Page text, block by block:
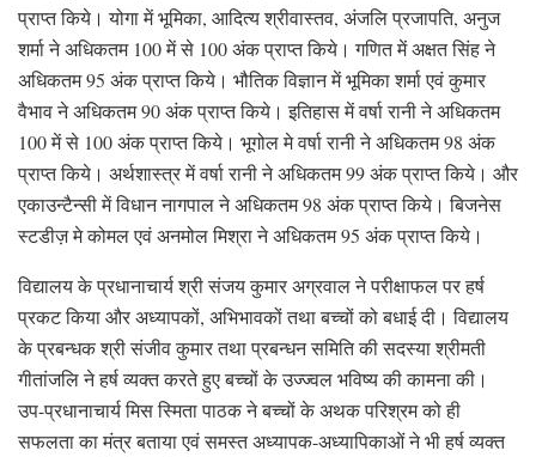
प्राप्त किये। योगा में भूमिका, आदित्य श्रीवास्तव, अंजलि प्रजापति, अनुज
शर्मा ने अधिकतम 100 में से 100 अंक प्राप्त किये। गणित में अक्षत सिंह ने
अधिकतम 95 अंक प्राप्त किये। भौतिक विज्ञान में भूमिका शर्मा एवं कुमार
वैभाव ने अधिकतम 90 अंक प्राप्त किये। इतिहास में वर्षा रानी ने अधिकतम
100 में से 100 अंक प्राप्त किये। भूगोल मे वर्षा रानी ने अधिकतम 98 अंक
प्राप्त किये। अर्थशास्त्र में वर्षा रानी ने अधिकतम 99 अंक प्राप्त किये। और
एकाउन्टैन्सी में विधान नागपाल ने अधिकतम 98 अंक प्राप्त किये। बिजनेस
स्टडीज़ मे कोमल एवं अनमोल मिश्रा ने अधिकतम 95 अंक प्राप्त किये।
विद्यालय के प्रधानाचार्य श्री संजय कुमार अग्रवाल ने परीक्षाफल पर हर्ष
प्रकट किया और अध्यापकों, अभिभावकों तथा बच्चों को बधाई दी। विद्यालय
के प्रबन्धक श्री संजीव कुमार तथा प्रबन्धन समिति की सदस्या श्रीमती
गीतांजलि ने हर्ष व्यक्त करते हुए बच्चों के उज्ज्वल भविष्य की कामना की।
उप-प्रधानाचार्य मिस स्मिता पाठक ने बच्चों के अथक परिश्रम को ही
सफलता का मंत्र बताया एवं समस्त अध्यापक-अध्यापिकाओं ने भी हर्ष व्यक्त